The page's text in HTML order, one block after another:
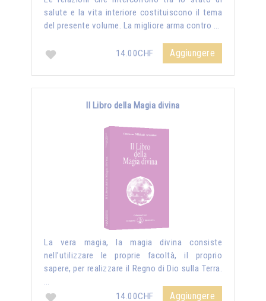
salute e la vita interiore costituiscono il tema
del presente volume. La migliore arma contro …
14.00CHF Aggiungere
Il Libro della Magia divina
La vera magia, la magia divina consiste
nell’utilizzare le proprie facoltà, il proprio
sapere, per realizzare il Regno di Dio sulla Terra.
…
14.00CHF
Aggiungere